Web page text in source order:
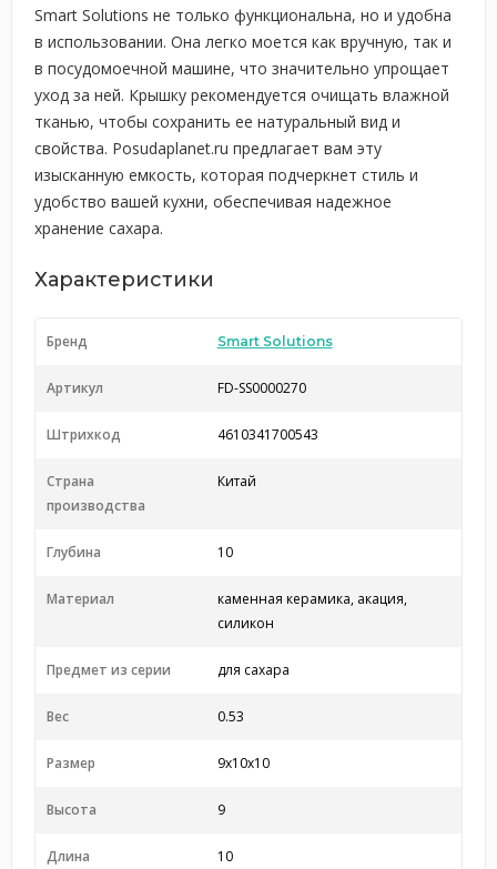
Smart Solutions не только функциональна, но и удобна
в использовании. Она легко моется как вручную, так и
в посудомоечной машине, что значительно упрощает
уход за ней. Крышку рекомендуется очищать влажной
тканью, чтобы сохранить ее натуральный вид и
свойства. Posudaplanet.ru предлагает вам эту
изысканную емкость, которая подчеркнет стиль и
удобство вашей кухни, обеспечивая надежное
хранение сахара.
Характеристики
Бренд Smart Solutions
Артикул FD-SS0000270
Штрихкод 4610341700543
Страна
производства
Китай
Глубина 10
Материал
каменная керамика, акация,
силикон
Предмет из серии для сахара
Вес 0.53
Размер 9x10x10
Высота 9
Длина 10